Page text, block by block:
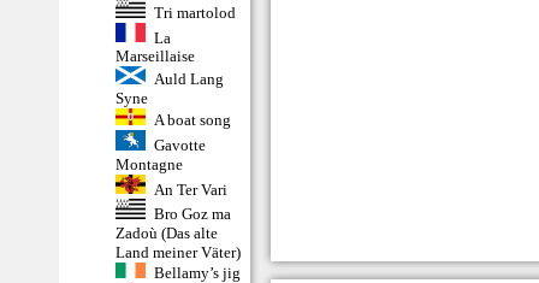
Tri martolod
La
Marseillaise
Auld Lang
Syne
A boat song
Gavotte
Montagne
An Ter Vari
Bro Goz ma
Zadoù (Das alte
Land meiner Väter)
Bellamy’s jig